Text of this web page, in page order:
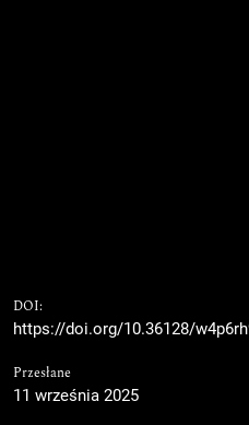
DOI:
https://doi.org/10.36128/
Przesłane
11 września 2025